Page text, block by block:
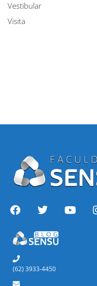
Vestibular
Visita
(62) 3933-4450